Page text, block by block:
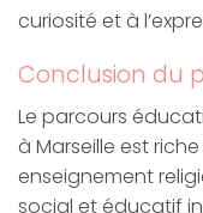
curiosité et à
Conclusion du
Le parcours
à Marseille est
enseignement
social et éducatif